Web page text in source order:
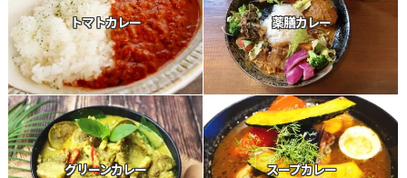
トマトカレー 薬膳カレー
グリーンカレー スープカレー